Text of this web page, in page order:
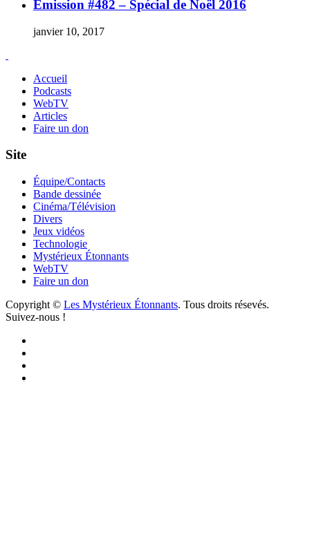
Émission #482 – Spécial de Noël 2016
janvier 10, 2017
Accueil
Podcasts
WebTV
Articles
Faire un don
Site
Équipe/Contacts
Bande dessinée
Cinéma/Télévision
Divers
Jeux vidéos
Technologie
Mystérieux Étonnants
WebTV
Faire un don
Copyright © Les Mystérieux Étonnants. Tous droits résevés.
Suivez-nous !